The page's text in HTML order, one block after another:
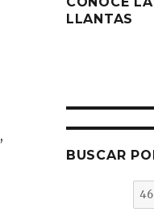
,
LLANTAS
BUSCAR